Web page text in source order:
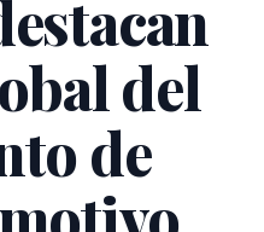
del
de